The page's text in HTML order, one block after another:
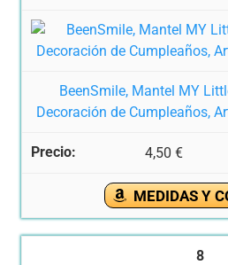
BeenSmile, Mantel MY
Decoración de Cumpleaños,
4,50 €
MEDIDAS Y
8